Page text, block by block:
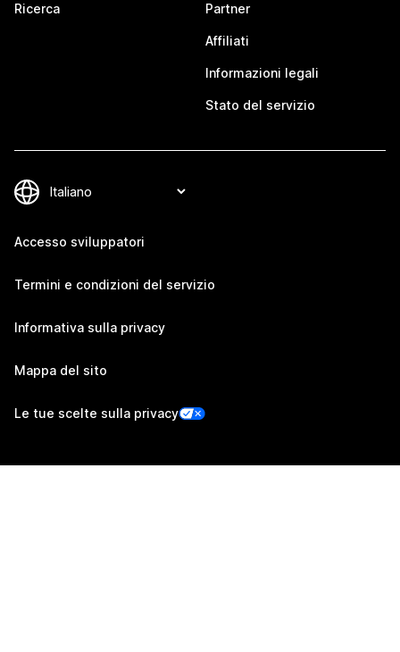
Ricerca Partner
Affiliati
Informazioni legali
Stato del servizio
Accesso sviluppatori
Termini e condizioni del servizio
Informativa sulla privacy
Mappa del sito
Le tue scelte sulla privacy